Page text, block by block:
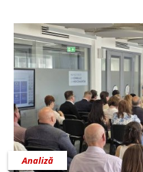
Analiză